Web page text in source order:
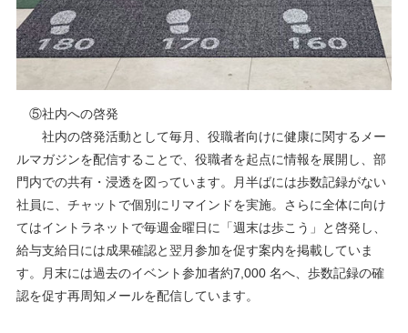
⑤社内への啓発
社内の啓発活動として毎月、役職者向けに健康に関するメー
ルマガジンを配信することで、役職者を起点に情報を展開し、部
門内での共有・浸透を図っています。月半ばには歩数記録がない
社員に、チャットで個別にリマインドを実施。さらに全体に向け
てはイントラネットで毎週金曜日に「週末は歩こう」と啓発し、
給与支給日には成果確認と翌月参加を促す案内を掲載していま
す。月末には過去のイベント参加者約7,000 名へ、歩数記録の確
認を促す再周知メールを配信しています。